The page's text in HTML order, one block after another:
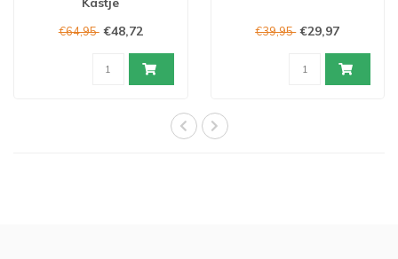
€64,95 €48,72 €39,95 €29,97